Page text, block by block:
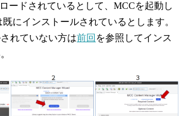
ロードされているとして、MCCを起動し
にインストールされているとします。
れていない方は前回 を参照してインス